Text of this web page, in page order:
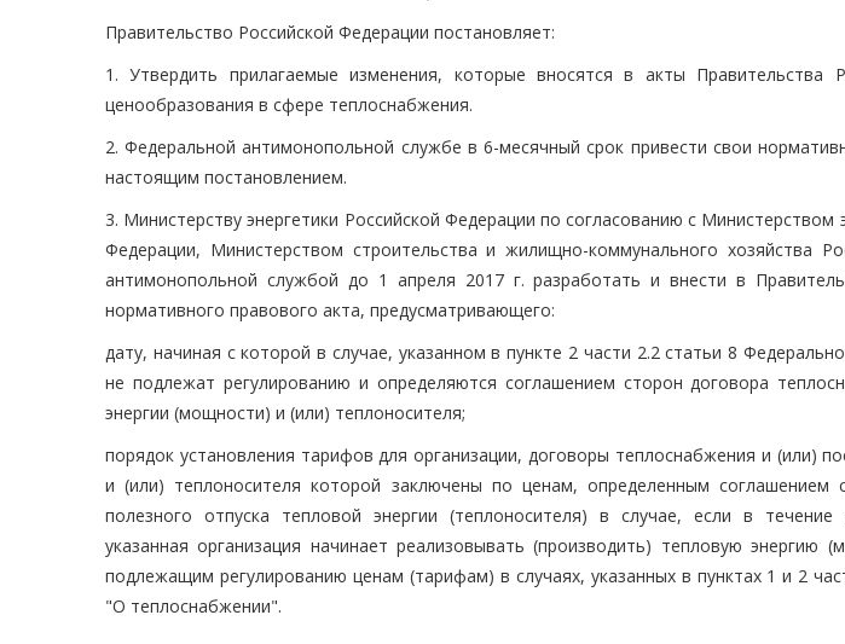
Правительство Российской Федерации постановляет:
1. Утвердить прилагаемые изменения, которые вносятся в акты Правительства
ценообразования в сфере теплоснабжения.
2. Федеральной антимонопольной службе в 6-месячный срок привести свои
настоящим постановлением.
3. Министерству энергетики Российской Федерации по согласованию с Министерством
Федерации, Министерством строительства и жилищно-коммунального хозяйства
антимонопольной службой до 1 апреля 2017 г. разработать и внести в
нормативного правового акта, предусматривающего:
дату, начиная с которой в случае, указанном в пункте 2 части 2.2 статьи 8
не подлежат регулированию и определяются соглашением сторон договора
энергии (мощности) и (или) теплоносителя;
порядок установления тарифов для организации, договоры теплоснабжения и (или)
и (или) теплоносителя которой заключены по ценам, определенным
полезного отпуска тепловой энергии (теплоносителя) в случае, если в течение
указанная организация начинает реализовывать (производить) тепловую энергию
подлежащим регулированию ценам (тарифам) в случаях, указанных в пунктах 1 и 2
"О теплоснабжении".